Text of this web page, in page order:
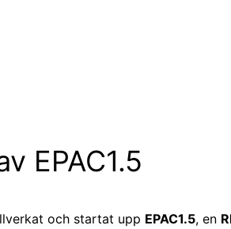
EPAC1.5
och startat upp EPAC1.5, en